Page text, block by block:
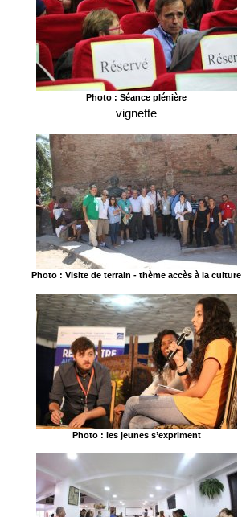
Photo : Séance plénière
vignette
Photo : Visite de terrain - thème accès à la culture
Photo : les jeunes s’expriment